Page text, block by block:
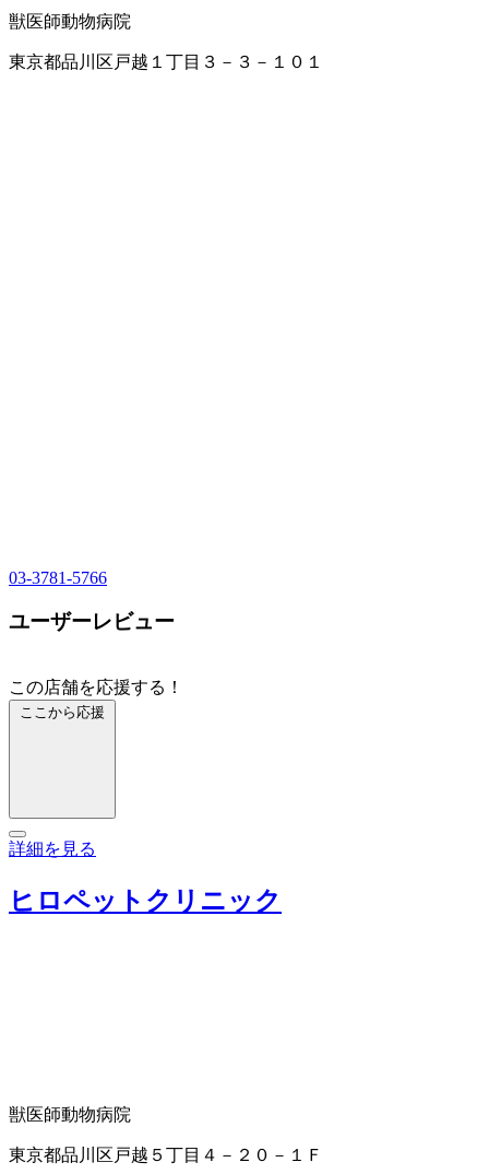
獣医師動物病院
東京都品川区戸越１丁目３－３－１０１
03-3781-5766
ユーザーレビュー
この店舗を応援する！
ここから応援
詳細を見る
ヒロペットクリニック
獣医師動物病院
東京都品川区戸越５丁目４－２０－１Ｆ